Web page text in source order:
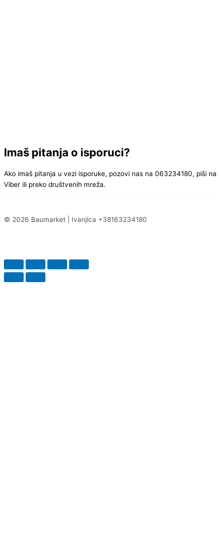
Imaš pitanja o isporuci?
Ako imaš pitanja u vezi isporuke, pozovi nas na 063234180, piši na
Viber ili preko društvenih mreža.
© 2026 Baumarket | Ivanjica +38163234180